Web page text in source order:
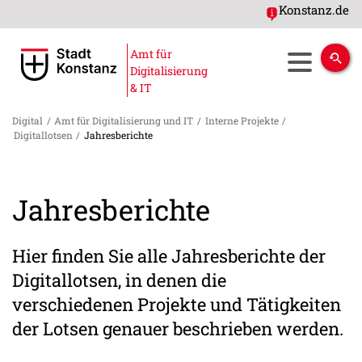
Konstanz.de
Amt für
Digitalisierung
& IT
Digital / Amt für Digitalisierung und IT / Interne Projekte /
Digitallotsen / Jahresberichte
Jahresberichte
Hier finden Sie alle Jahresberichte der
Digitallotsen, in denen die
verschiedenen Projekte und Tätigkeiten
der Lotsen genauer beschrieben werden.